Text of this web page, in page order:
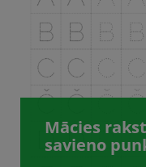
Mācies
savieno